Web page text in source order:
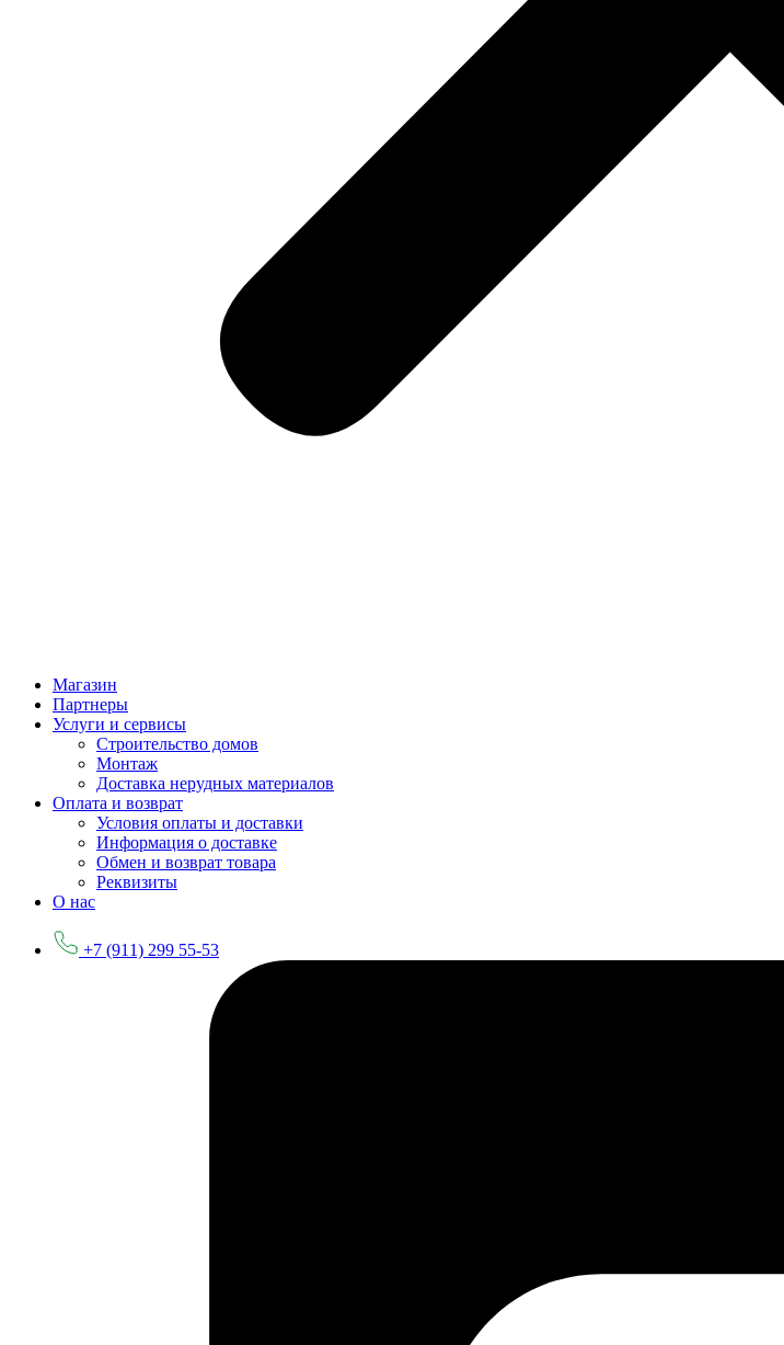
Магазин
Партнеры
Услуги и сервисы
Строительство домов
Монтаж
Доставка нерудных материалов
Оплата и возврат
Условия оплаты и доставки
Информация о доставке
Обмен и возврат товара
Реквизиты
О нас
+7 (911) 299 55-53